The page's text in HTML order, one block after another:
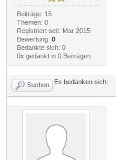
Beiträge: 15
Themen: 0
Registriert seit: Mar 2015
Bewertung: 0
Bedankte sich: 0
0x gedankt in 0 Beiträgen
Suchen Es bedanken sich: